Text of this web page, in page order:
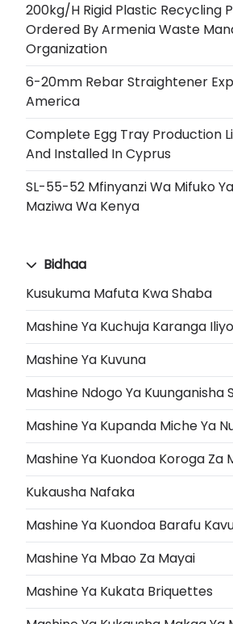
200kg/h Rigid Plastic Recycling
Ordered By Armenia Waste
Organization
6-20mm Rebar Straightener
America
Complete Egg Tray Production
And Installed In Cyprus
SL-55-52 Mfinyanzi Wa Mifuko
Maziwa Wa Kenya
Bidhaa
Kusukuma Mafuta Kwa Shaba
Mashine Ya Kuchuja Karanga
Mashine Ya Kuvuna
Mashine Ndogo Ya Kuunganisha
Mashine Ya Kupanda Miche Ya
Mashine Ya Kuondoa Koroga Za
Kukausha Nafaka
Mashine Ya Kuondoa Barafu
Mashine Ya Mbao Za Mayai
Mashine Ya Kukata Briquettes